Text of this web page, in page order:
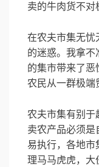
卖的牛肉货不
在农夫市集无忧
的迷惑。我拿
的集市带来了恶
农民从一群极端
农夫市集有别于
卖农产品必须是
易执行，各地市
理马马虎虎，大